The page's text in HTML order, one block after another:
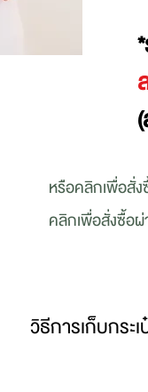
หรือคลิกเพื่อสั่ง
คลิกเพื่อสั่งซื้อ
วิธีการเก็บกระ